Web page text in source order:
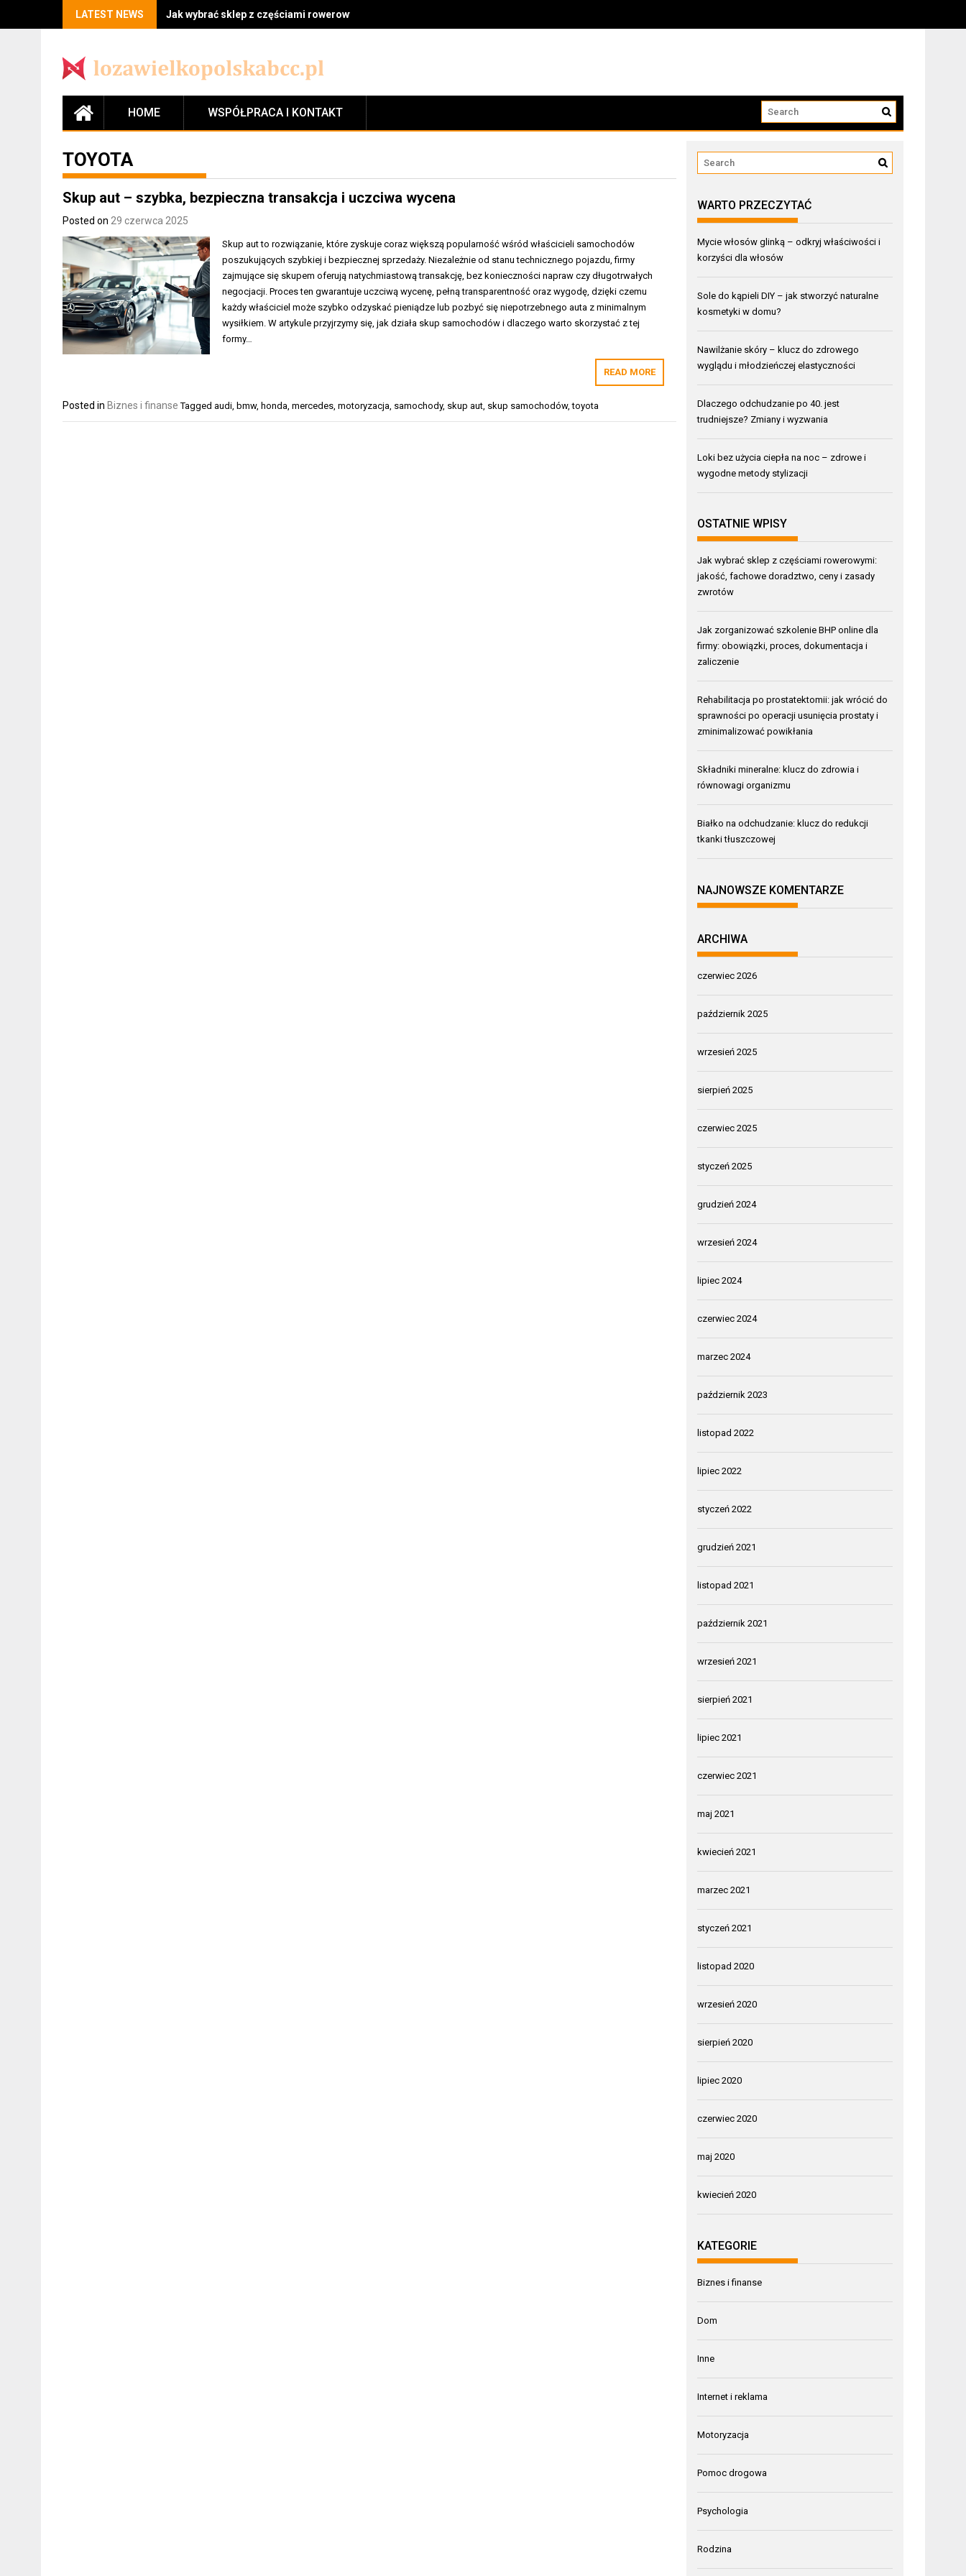
LATEST NEWS Jak wybrać sklep z częściami rowerowymi: jakość, fachowe doradztwo, ceny i zasady zwrotów
HOME WSPÓŁPRACA I KONTAKT
TOYOTA
Skup aut – szybka, bezpieczna transakcja i uczciwa wycena
Posted on 29 czerwca 2025
Skup aut to rozwiązanie, które zyskuje coraz większą popularność wśród właścicieli samochodów
poszukujących szybkiej i bezpiecznej sprzedaży. Niezależnie od stanu technicznego pojazdu, firmy
zajmujące się skupem oferują natychmiastową transakcję, bez konieczności napraw czy długotrwałych
negocjacji. Proces ten gwarantuje uczciwą wycenę, pełną transparentność oraz wygodę, dzięki czemu
każdy właściciel może szybko odzyskać pieniądze lub pozbyć się niepotrzebnego auta z minimalnym
wysiłkiem. W artykule przyjrzymy się, jak działa skup samochodów i dlaczego warto skorzystać z tej
formy…
READ MORE
Posted in Biznes i finanse Tagged audi, bmw, honda, mercedes, motoryzacja, samochody, skup aut, skup samochodów,toyota
WARTO PRZECZYTAĆ
Mycie włosów glinką – odkryj właściwości i
korzyści dla włosów
Sole do kąpieli DIY – jak stworzyć naturalne
kosmetyki w domu?
Nawilżanie skóry – klucz do zdrowego
wyglądu i młodzieńczej elastyczności
Dlaczego odchudzanie po 40. jest
trudniejsze? Zmiany i wyzwania
Loki bez użycia ciepła na noc – zdrowe i
wygodne metody stylizacji
OSTATNIE WPISY
Jak wybrać sklep z częściami rowerowymi:
jakość, fachowe doradztwo, ceny i zasady
zwrotów
Jak zorganizować szkolenie BHP online dla
firmy: obowiązki, proces, dokumentacja i
zaliczenie
Rehabilitacja po prostatektomii: jak wrócić do
sprawności po operacji usunięcia prostaty i
zminimalizować powikłania
Składniki mineralne: klucz do zdrowia i
równowagi organizmu
Białko na odchudzanie: klucz do redukcji
tkanki tłuszczowej
NAJNOWSZE KOMENTARZE
ARCHIWA
czerwiec 2026
październik 2025
wrzesień 2025
sierpień 2025
czerwiec 2025
styczeń 2025
grudzień 2024
wrzesień 2024
lipiec 2024
czerwiec 2024
marzec 2024
październik 2023
listopad 2022
lipiec 2022
styczeń 2022
grudzień 2021
listopad 2021
październik 2021
wrzesień 2021
sierpień 2021
lipiec 2021
czerwiec 2021
maj 2021
kwiecień 2021
marzec 2021
styczeń 2021
listopad 2020
wrzesień 2020
sierpień 2020
lipiec 2020
czerwiec 2020
maj 2020
kwiecień 2020
KATEGORIE
Biznes i finanse
Dom
Inne
Internet i reklama
Motoryzacja
Pomoc drogowa
Psychologia
Rodzina